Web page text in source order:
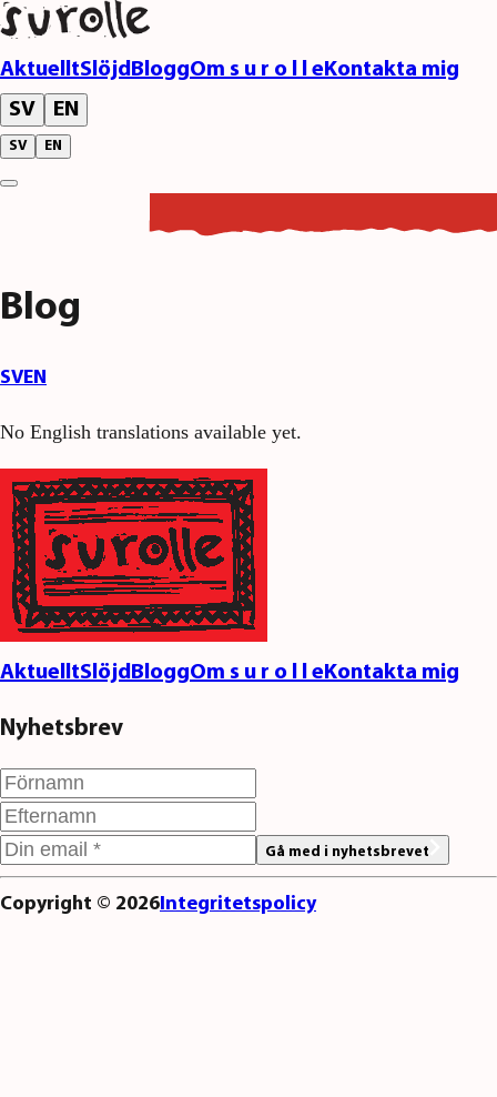
AktuelltSlöjdBloggOm s u r o l l eKontakta mig
SV
EN
SV EN
Blog
SVEN
No English translations available yet.
AktuelltSlöjdBloggOm s u r o l l eKontakta mig
Nyhetsbrev
Gå med i nyhetsbrevet
Copyright © 2026Integritetspolicy